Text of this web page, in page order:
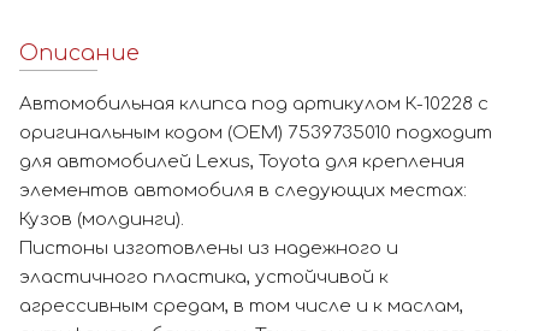
Описание
Автомобильная клипса под артикулом К-10228 с
оригинальным кодом (OEM) 7539735010 подходит
для автомобилей Lexus, Toyota для крепления
элементов автомобиля в следующих местах:
Кузов (молдинги).
Пистоны изготовлены из надежного и
эластичного пластика, устойчивой к
агрессивным средам, в том числе и к маслам,